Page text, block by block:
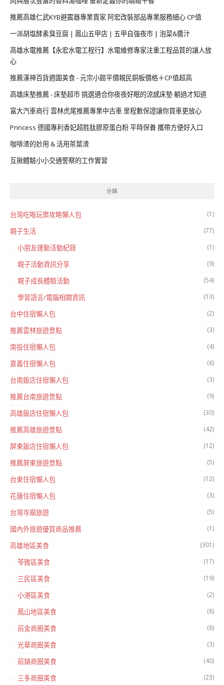
推薦高雄仁武KYB避震器專業賣家 阿宏改裝部品專業服務細心 CP值
一派胡塩酵素臭豆腐 | 鳳山五甲店 | 五甲自強夜市 | 泡菜&醬汁
高雄水電推薦【永宏水電工程行】水電維修專家注重工程品質的讓人放
心
推薦漢神百貨週圍美食 - 元宗小館平價親民銅板價格＋CP值超高
高雄床墊推薦 - 床墊超市 挑選適合你夜夜好眠的涼感床墊 躺過才知道
富大汽車商行 雲林虎尾推薦專業中古車 里程數保證讓你買車更放心
Princess 德國專利香妃超胜肽膠原蛋白粉 平時保養 攜帶方便好入口
咖啡渣的妙用 & 活用茶葉渣
互揪體驗小小交通警察的工作實習
分類
台灣吃喝玩樂攻略懶人包 (1)
親子生活 (77)
小朋友運動活動紀錄 (1)
親子活動資訊分享 (9)
親子成長體驗活動 (54)
學習語言/電腦相關資訊 (13)
台中住宿懶人包 (2)
推薦雲林旅遊景點 (3)
南投住宿懶人包 (4)
嘉義住宿懶人包 (6)
台南飯店住宿懶人包 (3)
推薦台南旅遊景點 (9)
高雄飯店住宿懶人包 (30)
推薦高雄旅遊景點 (42)
屏東飯店住宿懶人包 (12)
推薦屏東旅遊景點 (5)
台東住宿懶人包 (12)
花蓮住宿懶人包 (3)
台灣寺廟旅遊 (5)
國內外旅遊優質商品推薦 (1)
高雄地區美食 (301)
苓雅區美食 (17)
三民區美食 (19)
小港區美食 (2)
鳳山地區美食 (8)
前金商圈美食 (8)
光華商圈美食 (3)
前鎮商圈美食 (40)
三多商圈美食 (23)